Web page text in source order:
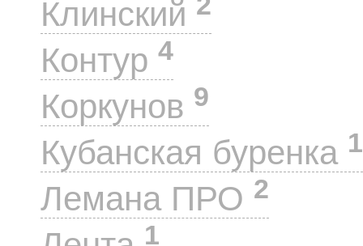
Клинский
Контур 4
Коркунов 9
Кубанская буренка 1
Лемана ПРО 2
1